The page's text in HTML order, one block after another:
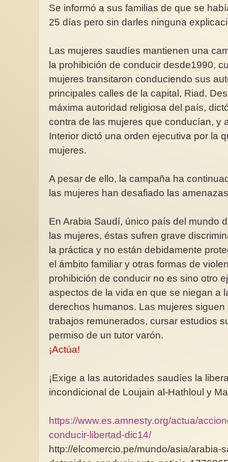
Se informó a sus familias de que se
25 días pero sin darles ninguna
Las mujeres saudíes mantienen una
la prohibición de conducir desde1990,
mujeres transitaron conduciendo sus
principales calles de la capital, Riad.
máxima autoridad religiosa del país,
contra de las mujeres que conducían, y
Interior dictó una orden ejecutiva por la
mujeres.
A pesar de ello, la campaña ha
las mujeres han desafiado las
En Arabia Saudí, único país del mundo
las mujeres, éstas sufren grave
la práctica y no están debidamente
el ámbito familiar y otras formas de
prohibición de conducir no es sino otro
aspectos de la vida en que se niegan a
derechos humanos. Las mujeres siguen
trabajos remunerados, cursar estudios
permiso de un tutor varón.
¡Actúa!
¡Exige a las autoridades saudíes la
incondicional de Loujain al-Hathloul y
https://www.es.amnesty.org/actua/
conducir-libertad-dic14/
http://elcomercio.pe/mundo/asia/arabia-